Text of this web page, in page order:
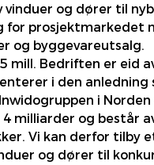
vinduer og dører til
for prosjektmarkedet
og byggevareutsalg.
mill. Bedriften er eid
i den anledning
i
milliarder og består
Vi kan derfor tilby
og dører til